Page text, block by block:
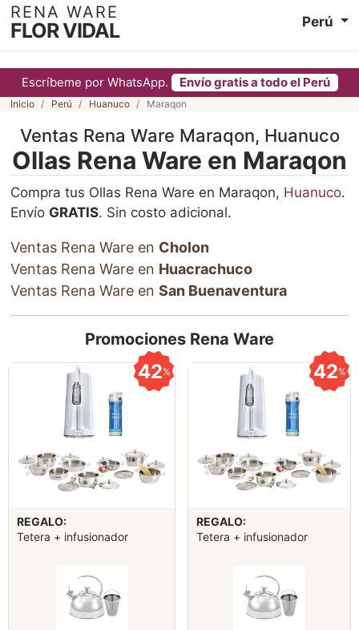
Escríbeme por WhatsApp. Envío gratis a todo el Perú
RENA WARE
FLOR VIDAL Perú
Inicio Perú Huanuco Maraqon
Ventas Rena Ware Maraqon, Huanuco
Ollas Rena Ware en Maraqon
Compra tus Ollas Rena Ware en Maraqon, Huanuco.
Envío GRATIS. Sin costo adicional.
Ventas Rena Ware en Cholon
Ventas Rena Ware en Huacrachuco
Ventas Rena Ware en San Buenaventura
Promociones Rena Ware
42%
REGALO:
Tetera + infusionador
42%
REGALO:
Tetera + infusionador